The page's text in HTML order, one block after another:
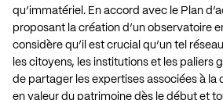
qu’immatériel. En accord avec le Plan
proposant la création d’un observatoire
considère qu’il est crucial qu’un tel
les citoyens, les institutions et les paliers
de partager les expertises associées à la
en valeur du patrimoine dès le début et